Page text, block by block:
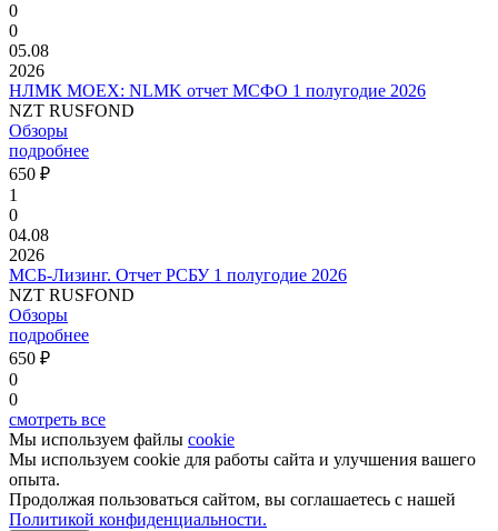
0
0
05.08
2026
НЛМК MOEX: NLMK отчет МСФО 1 полугодие 2026
NZT RUSFOND
Обзоры
подробнее
650 ₽
1
0
04.08
2026
МСБ-Лизинг. Отчет РСБУ 1 полугодие 2026
NZT RUSFOND
Обзоры
подробнее
650 ₽
0
0
смотреть все
Мы используем файлы cookie
Мы используем cookie для работы сайта и улучшения вашего
опыта.
Продолжая пользоваться сайтом, вы соглашаетесь с нашей
Политикой конфиденциальности.